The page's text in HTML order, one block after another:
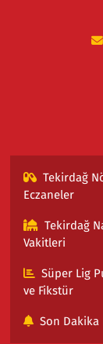
Tekirdağ
Eczaneler
Tekirdağ
Vakitleri
Süper Lig
ve Fikstür
Son